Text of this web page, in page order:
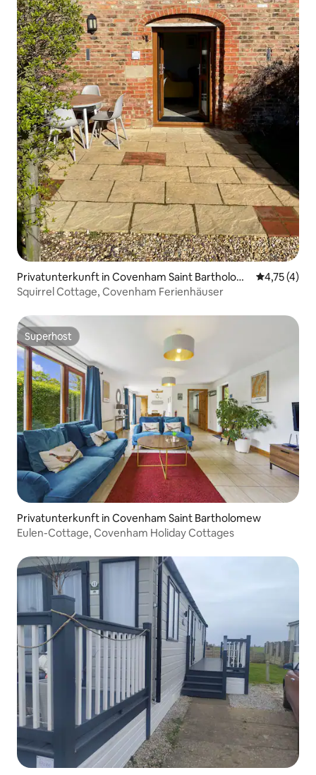
Privatunterkunft in Covenham Saint Bartholom
ew
4,75 (4)
Squirrel Cottage, Covenham Ferienhäuser
Superhost
Superhost
Privatunterkunft in Covenham Saint Bartholomew
Eulen-Cottage, Covenham Holiday Cottages